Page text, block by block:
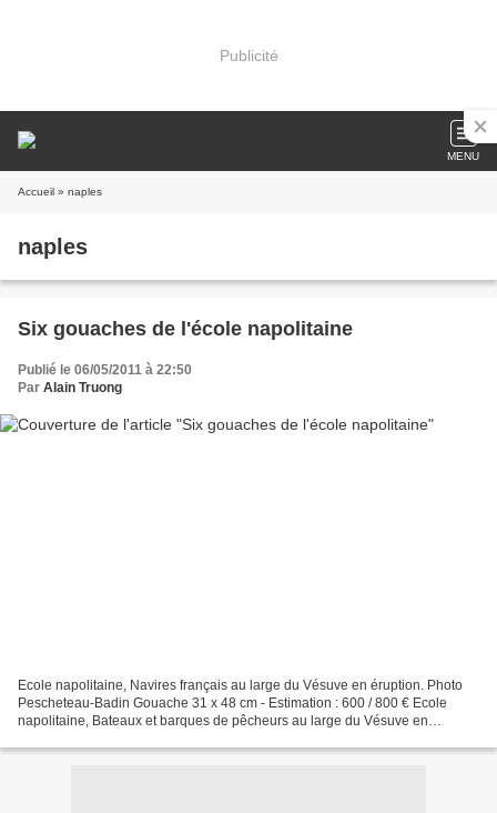
Publicité
MENU
Accueil » naples
naples
Six gouaches de l'école napolitaine
Publié le 06/05/2011 à 22:50
Par Alain Truong
Ecole napolitaine, Navires français au large du Vésuve en éruption. Photo
Pescheteau-Badin Gouache 31 x 48 cm - Estimation : 600 / 800 € Ecole
napolitaine, Bateaux et barques de pêcheurs au large du Vésuve en